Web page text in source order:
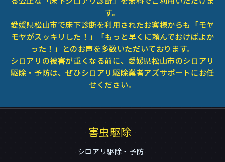
す。
愛媛県松山市で床下診断を利用されたお客様からも「モヤ
モヤがスッキリした！」「もっと早くに頼んでおけばよか
った！」とのお声を多数いただいております。
シロアリの被害が重くなる前に、愛媛県松山市のシロアリ
駆除・予防は、ぜひシロアリ駆除業者アズサポートにお任
せください。
害虫駆除
シロアリ駆除・予防